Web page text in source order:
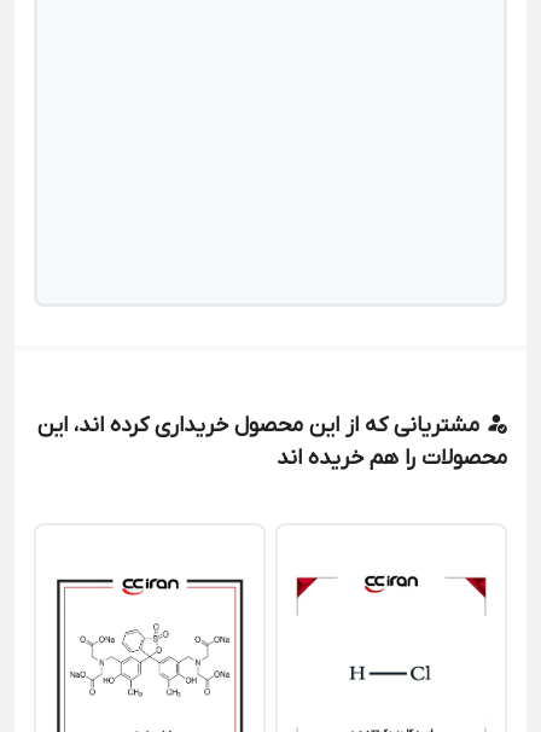
مشتریانی که از این محصول خریداری کرده اند، این
محصولات را هم خریده اند